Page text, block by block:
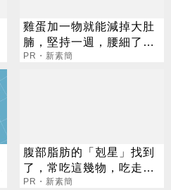
雞蛋加一物就能減掉大肚
腩，堅持一週，腰細了，
瘦到你懷疑人生！
PR・新素簡
腹部脂肪的「剋星」找到
了，常吃這幾物，吃走大
肚囊，瘦出小蠻腰
PR・新素簡